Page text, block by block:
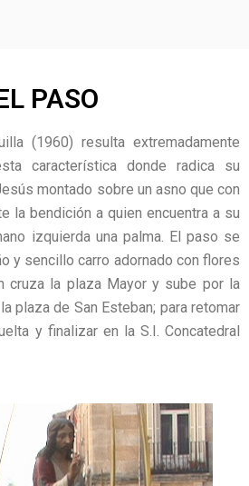
PASO
(1960) resulta extremadamente
característica donde radica su
montado sobre un asno que con
la bendición a quien encuentra a su
izquierda una palma. El paso se
y sencillo carro adornado con flores
cruza la plaza Mayor y sube por la
plaza de San Esteban; para retomar
y finalizar en la S.I. Concatedral